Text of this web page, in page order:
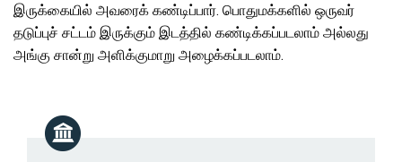
இருக்கையில் அவரைக் கண்டிப்பார். பொதுமக்களில் ஒருவர்
தடுப்புச் சட்டம் இருக்கும் இடத்தில் கண்டிக்கப்படலாம் அல்லது
அங்கு சான்று அளிக்குமாறு அழைக்கப்படலாம்.